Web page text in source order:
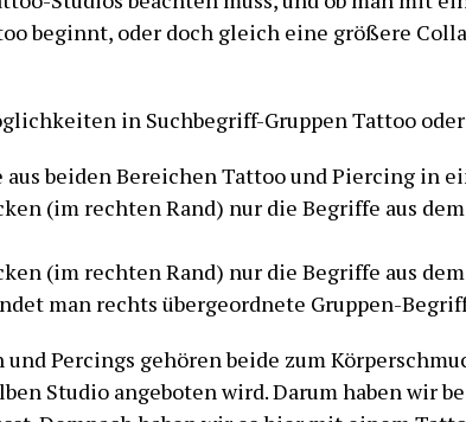
beginnt, oder doch gleich eine größere
in Suchbegriff-Gruppen Tattoo
beiden Bereichen Tattoo und Piercing in
(im rechten Rand) nur die Begriffe aus
(im rechten Rand) nur die Begriffe aus
man rechts übergeordnete Gruppen-
Percings gehören beide zum
Studio angeboten wird. Darum haben wir